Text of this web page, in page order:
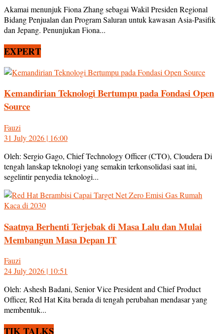
Akamai menunjuk Fiona Zhang sebagai Wakil Presiden Regional
Bidang Penjualan dan Program Saluran untuk kawasan Asia-Pasifik
dan Jepang. Penunjukan Fiona...
EXPERT
Kemandirian Teknologi Bertumpu pada Fondasi Open
Source
Fauzi
31 July 2026 | 16:00
Oleh: Sergio Gago, Chief Technology Officer (CTO), Cloudera Di
tengah lanskap teknologi yang semakin terkonsolidasi saat ini,
segelintir penyedia teknologi...
Saatnya Berhenti Terjebak di Masa Lalu dan Mulai
Membangun Masa Depan IT
Fauzi
24 July 2026 | 10:51
Oleh: Ashesh Badani, Senior Vice President and Chief Product
Officer, Red Hat Kita berada di tengah perubahan mendasar yang
membentuk...
TIK TALKS